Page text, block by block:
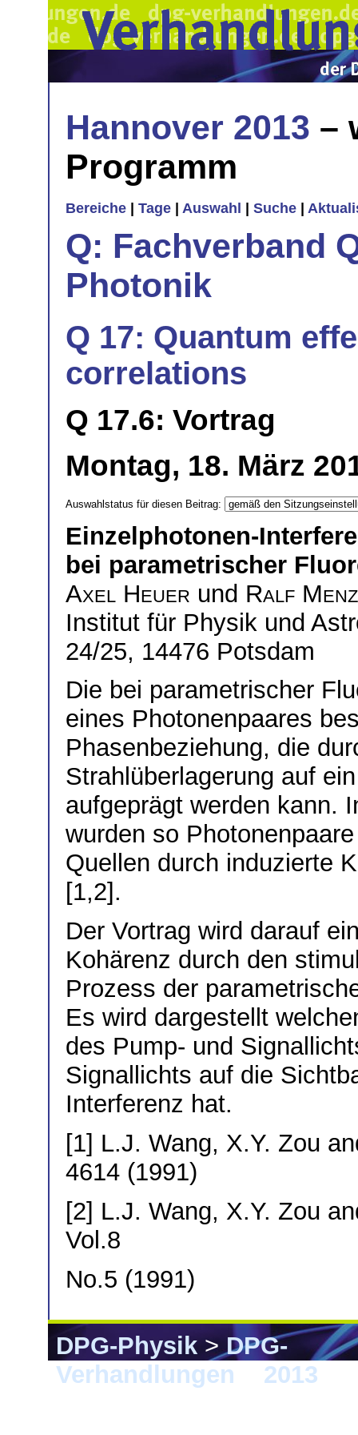
Hannover 2013 –
Programm
Bereiche Tage Auswahl Suche
Q: Fachverband
Photonik
Q 17: Quantum
correlations
Q 17.6: Vortrag
Montag, 18. März
Auswahlstatus für diesen Beitrag:
Einzelphotonen-
bei parametrischer
Axel Heuer und Ralf
Institut für Physik und
24/25, 14476 Potsdam
Die bei parametrischer
eines Photonenpaares
Phasenbeziehung, die
Strahlüberlagerung auf
aufgeprägt werden kann.
wurden so
Quellen durch induzierte
[1,2].
Der Vortrag wird darauf
Kohärenz durch den
Prozess der
Es wird dargestellt
des Pump- und
Signallichts auf die
Interferenz hat.
[1] L.J. Wang, X.Y. Zou
4614 (1991)
[2] L.J. Wang, X.Y. Zou
Vol.8
No.5 (1991)
DPG-Physik>DPG-
Verhandlungen
2013